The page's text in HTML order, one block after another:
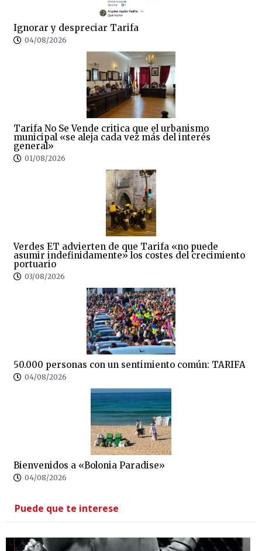
Ignorar y despreciar Tarifa
04/08/2026
Tarifa No Se Vende critica que el urbanismo
municipal «se aleja cada vez más del interés
general»
01/08/2026
Verdes ET advierten de que Tarifa «no puede
asumir indefinidamente» los costes del crecimiento
portuario
03/08/2026
50.000 personas con un sentimiento común: TARIFA
04/08/2026
Bienvenidos a «Bolonia Paradise»
04/08/2026
Puede que te interese